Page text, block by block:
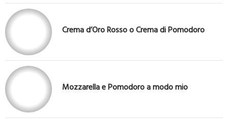
Crema d’Oro Rosso o Crema di Pomodoro
Mozzarella e Pomodoro a modo mio